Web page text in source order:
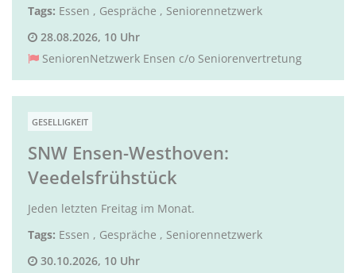
Tags: Essen , Gespräche , Seniorennetzwerk
28.08.2026, 10 Uhr
SeniorenNetzwerk Ensen c/o Seniorenvertretung
GESELLIGKEIT
SNW Ensen-Westhoven:
Veedelsfrühstück
Jeden letzten Freitag im Monat.
Tags: Essen , Gespräche , Seniorennetzwerk
30.10.2026, 10 Uhr